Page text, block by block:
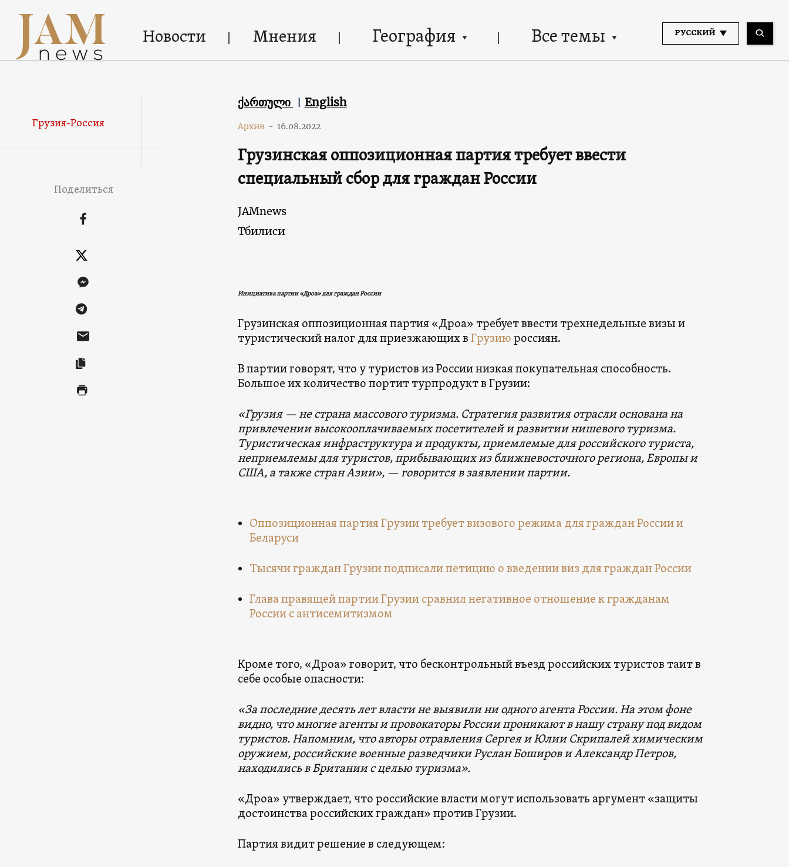
Новости Мнения География Все темы РУССКИЙ
Грузия-Россия
Поделиться
ქართული English
Архив - 16.08.2022
Грузинская оппозиционная партия требует ввести
специальный сбор для граждан России
JAMnews
Тбилиси
Инициатива партии «Дроа» для граждан России
Грузинская оппозиционная партия «Дроа» требует ввести трехнедельные визы и
туристический налог для приезжающих вГрузиюроссиян.
В партии говорят, что у туристов из России низкая покупательная способность.
Большое их количество портит турпродукт в Грузии:
«Грузия — не страна массового туризма. Стратегия развития отрасли основана на
привлечении высокооплачиваемых посетителей и развитии нишевого туризма.
Туристическая инфраструктура и продукты, приемлемые для российского туриста,
неприемлемы для туристов, прибывающих из ближневосточного региона, Европы и
США, а также стран Азии», — говорится в заявлении партии.
Оппозиционная партия Грузии требует визового режима для граждан России и
Беларуси
Тысячи граждан Грузии подписали петицию о введении виз для граждан России
Глава правящей партии Грузии сравнил негативное отношение к гражданам
России с антисемитизмом
Кроме того, «Дроа» говорит, что бесконтрольный въезд российских туристов таит в
себе особые опасности:
«За последние десять лет власти не выявили ни одного агента России. На этом фоне
видно, что многие агенты и провокаторы России проникают в нашу страну под видом
туристов. Напомним, что авторы отравления Сергея и Юлии Скрипалей химическим
оружием, российские военные разведчики Руслан Боширов и Александр Петров,
находились в Британии с целью туризма».
«Дроа» утверждает, что российские власти могут использовать аргумент «защиты
достоинства российских граждан» против Грузии.
Партия видит решение в следующем: